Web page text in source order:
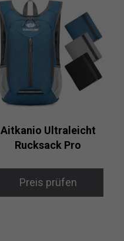
Aitkanio Ultraleicht
Rucksack Pro
Preis prüfen